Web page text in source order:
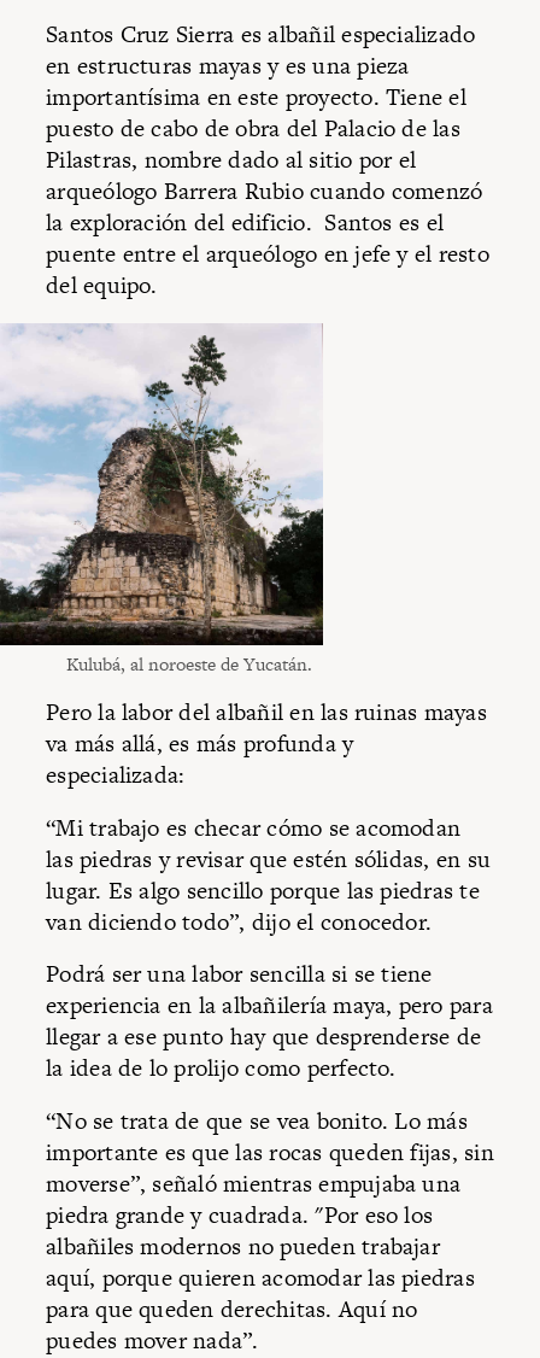
Santos Cruz Sierra es albañil especializado
en estructuras mayas y es una pieza
importantísima en este proyecto. Tiene el
puesto de cabo de obra del Palacio de las
Pilastras, nombre dado al sitio por el
arqueólogo Barrera Rubio cuando comenzó
la exploración del edificio. Santos es el
puente entre el arqueólogo en jefe y el resto
del equipo.
Kulubá, al noroeste de Yucatán.
Pero la labor del albañil en las ruinas mayas
va más allá, es más profunda y
especializada:
“Mi trabajo es checar cómo se acomodan
las piedras y revisar que estén sólidas, en su
lugar. Es algo sencillo porque las piedras te
van diciendo todo”, dijo el conocedor.
Podrá ser una labor sencilla si se tiene
experiencia en la albañilería maya, pero para
llegar a ese punto hay que desprenderse de
la idea de lo prolijo como perfecto.
“No se trata de que se vea bonito. Lo más
importante es que las rocas queden fijas, sin
moverse”, señaló mientras empujaba una
piedra grande y cuadrada. "Por eso los
albañiles modernos no pueden trabajar
aquí, porque quieren acomodar las piedras
para que queden derechitas. Aquí no
puedes mover nada”.